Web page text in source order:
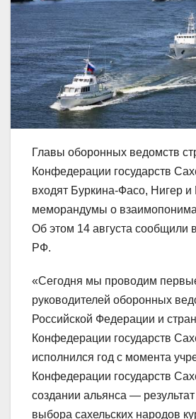
Главы оборонных ведомств
Конфедерации государств
входят Буркина-Фасо, Нигер
меморандумы о
Об этом 14 августа сообщили
РФ.
«Сегодня мы проводим
руководителей оборонных
Российской Федерации и
Конфедерации государств
исполнился год с момента
Конфедерации государств
создании альянса —
выбора сахельских народов